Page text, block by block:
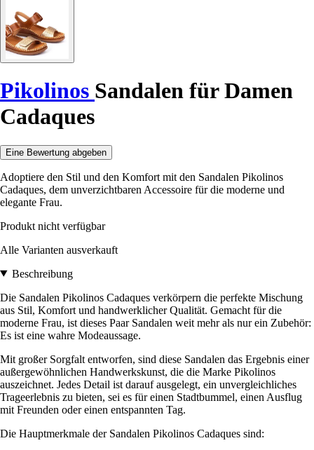
Pikolinos Sandalen für Damen
Cadaques
Eine Bewertung abgeben
Adoptiere den Stil und den Komfort mit den Sandalen Pikolinos
Cadaques, dem unverzichtbaren Accessoire für die moderne und
elegante Frau.
Produkt nicht verfügbar
Alle Varianten ausverkauft
Beschreibung
Die Sandalen Pikolinos Cadaques verkörpern die perfekte Mischung
aus Stil, Komfort und handwerklicher Qualität. Gemacht für die
moderne Frau, ist dieses Paar Sandalen weit mehr als nur ein Zubehör:
Es ist eine wahre Modeaussage.
Mit großer Sorgfalt entworfen, sind diese Sandalen das Ergebnis einer
außergewöhnlichen Handwerkskunst, die die Marke Pikolinos
auszeichnet. Jedes Detail ist darauf ausgelegt, ein unvergleichliches
Trageerlebnis zu bieten, sei es für einen Stadtbummel, einen Ausflug
mit Freunden oder einen entspannten Tag.
Die Hauptmerkmale der Sandalen Pikolinos Cadaques sind: